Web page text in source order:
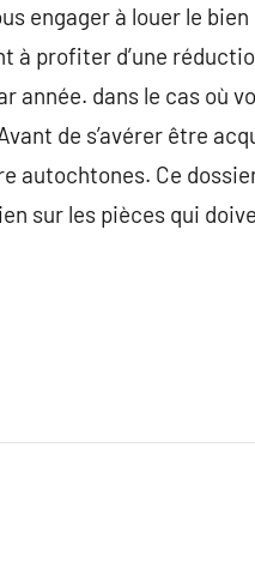
engager à louer le bien
à profiter d’une
année. dans le cas où
de s’avérer être
autochtones. Ce
sur les pièces qui